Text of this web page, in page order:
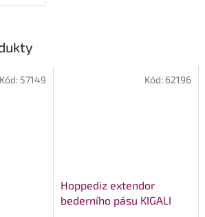
Kód: 57149
Hoppediz extendor
bederního pásu KIGALI
Kód: 62196